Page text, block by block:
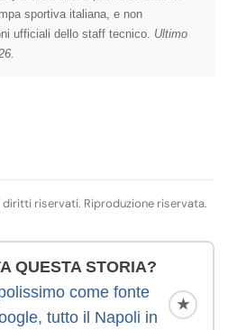
sportiva italiana, e non
ufficiali dello staff tecnico. Ultimo
diritti riservati. Riproduzione riservata.
QUESTA STORIA?
come fonte
tutto il Napoli in
★